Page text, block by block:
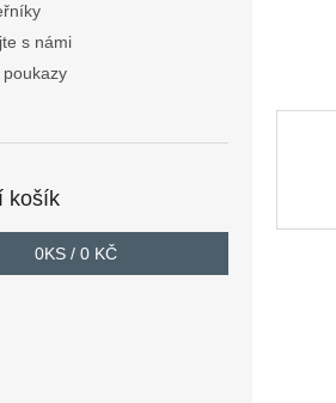
s námi
košík
0KS / 0 KČ